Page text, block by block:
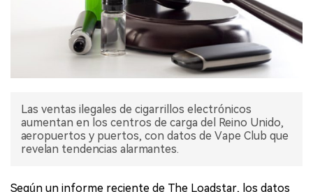
Las ventas ilegales de cigarrillos electrónicos
aumentan en los centros de carga del Reino Unido,
aeropuertos y puertos, con datos de Vape Club que
revelan tendencias alarmantes.
Según un informe reciente de The Loadstar, los datos